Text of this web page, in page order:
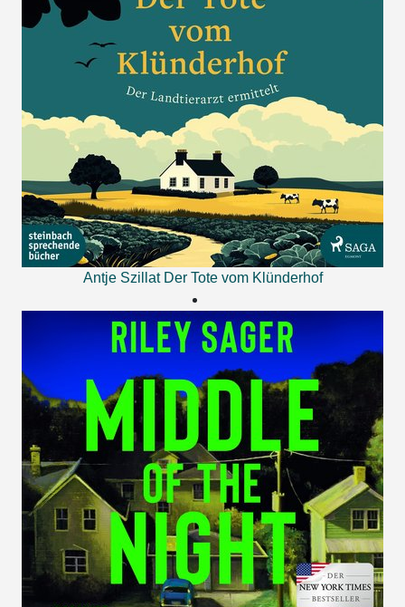
Antje Szillat Der Tote vom Klünderhof